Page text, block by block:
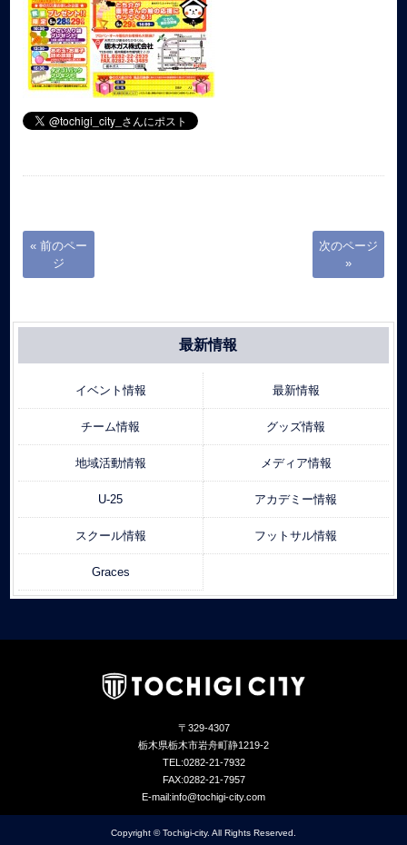
« 前のペー
ジ
次のページ
»
最新情報
イベント情報 最新情報
チーム情報 グッズ情報
地域活動情報 メディア情報
U-25 アカデミー情報
スクール情報 フットサル情報
Graces
〒329-4307
栃木県栃木市岩舟町静1219-2
TEL:0282-21-7932
FAX:0282-21-7957
E-mail:info@tochigi-city.com
Copyright © Tochigi-city. All Rights Reserved.